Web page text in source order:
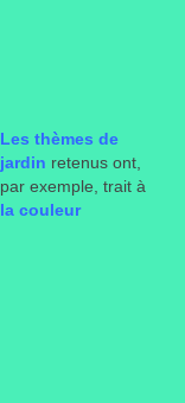
Les thèmes de
jardin retenus ont,
par exemple, trait à
la couleur